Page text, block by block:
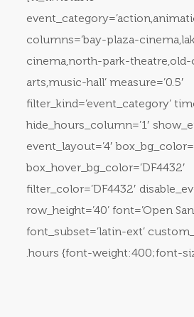
columns=’bay-plaza-
cinema,north-park-
arts,music-hall’ measure=’0.5′
filter_kind=’event_category’
hide_hours_column=’1′
event_layout=’4′
box_hover_bg_color=’DF4432′
filter_color=’DF4432′
row_height=’40’ font=’Open
font_subset=’latin-ext’
.hours {font-weight:400;font-